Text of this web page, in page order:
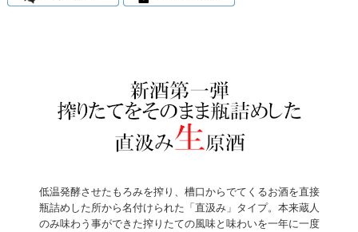
低温発酵させたもろみを搾り、槽口からでてくるお酒を直接
瓶詰めした所から名付けられた「直汲み」タイプ。本来蔵人
のみ味わう事ができた搾りたての風味と味わいを一年に一度